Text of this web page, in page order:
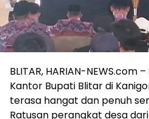
BLITAR, HARIAN-NEWS.com
Kantor Bupati Blitar di
terasa hangat dan penuh
Ratusan perangkat desa